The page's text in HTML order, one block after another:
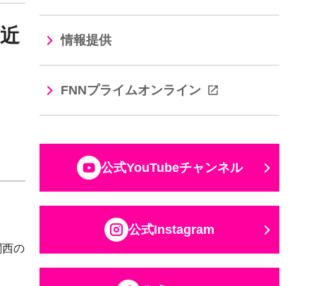
の
情報提供
FNNプライムオンライン
公式YouTubeチャンネル
公式Instagram